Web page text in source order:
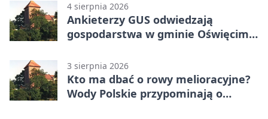
4 sierpnia 2026
Ankieterzy GUS odwiedzają
gospodarstwa w gminie Oświęcim.
3 sierpnia 2026
Kto ma dbać o rowy melioracyjne?
Wody Polskie przypominają o